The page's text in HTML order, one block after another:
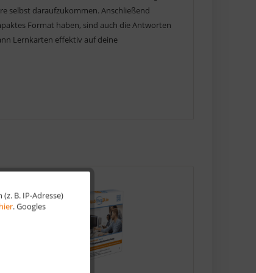
selbst daraufzukommen. Anschließend
Format haben, sind auch die Antworten
Lernkarten effektiv auf deine
B. IP-Adresse)
hier. Googles